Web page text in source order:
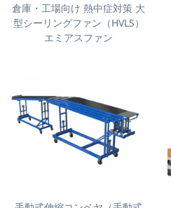
倉庫・工場向け 熱中症対策 大
型シーリングファン（HVLS）
エミアスファン